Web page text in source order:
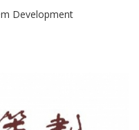
Development